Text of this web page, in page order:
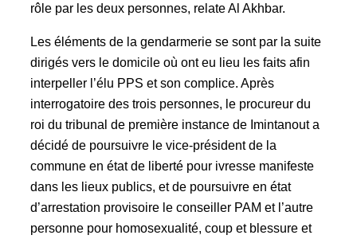
rôle par les deux personnes, relate Al Akhbar.
Les éléments de la gendarmerie se sont par la suite
dirigés vers le domicile où ont eu lieu les faits afin
interpeller l’élu PPS et son complice. Après
interrogatoire des trois personnes, le procureur du
roi du tribunal de première instance de Imintanout a
décidé de poursuivre le vice-président de la
commune en état de liberté pour ivresse manifeste
dans les lieux publics, et de poursuivre en état
d’arrestation provisoire le conseiller PAM et l’autre
personne pour homosexualité, coup et blessure et